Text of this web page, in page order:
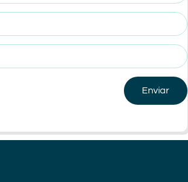
Enviar